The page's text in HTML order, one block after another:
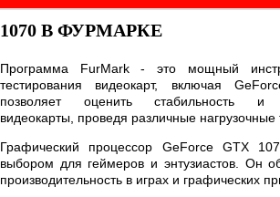
1070 В ФУРМАРКЕ
Программа FurMark - это мощный
тестирования видеокарт, включая
позволяет оценить стабильность и
видеокарты, проведя различные нагрузочные
Графический процессор GeForce GTX
выбором для геймеров и энтузиастов. Он
производительность в играх и графических